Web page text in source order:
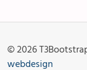
© 2026
webdesign